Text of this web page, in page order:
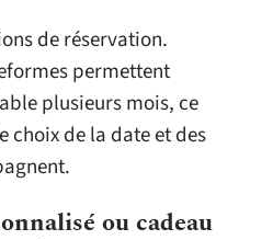
de réservation.
permettent
plusieurs mois, ce
choix de la date et des
ou cadeau